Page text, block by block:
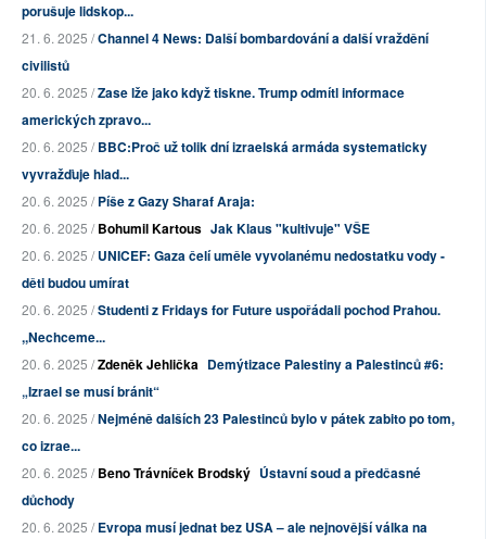
porušuje lidskop...
21. 6. 2025 /Channel 4 News: Další bombardování a další vraždění
civilistů
20. 6. 2025 /Zase lže jako když tiskne. Trump odmítl informace
amerických zpravo...
20. 6. 2025 /BBC:Proč už tolik dní izraelská armáda systematicky
vyvražďuje hlad...
20. 6. 2025 /Píše z Gazy Sharaf Araja:
20. 6. 2025 /Bohumil Kartous Jak Klaus "kultivuje" VŠE
20. 6. 2025 /UNICEF: Gaza čelí uměle vyvolanému nedostatku vody -
děti budou umírat
20. 6. 2025 /Studenti z Fridays for Future uspořádali pochod Prahou.
,,Nechceme...
20. 6. 2025 /Zdeněk Jehlička Demýtizace Palestiny a Palestinců #6:
„Izrael se musí bránit“
20. 6. 2025 /Nejméně dalších 23 Palestinců bylo v pátek zabito po tom,
co izrae...
20. 6. 2025 /Beno Trávníček Brodský Ústavní soud a předčasné
důchody
20. 6. 2025 /Evropa musí jednat bez USA – ale nejnovější válka na